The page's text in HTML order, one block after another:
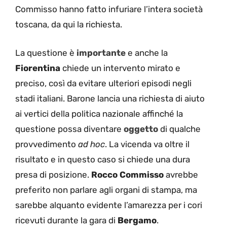
Commisso hanno fatto infuriare l’intera società
toscana, da qui la richiesta.
La questione è importante e anche la
Fiorentina chiede un intervento mirato e
preciso, così da evitare ulteriori episodi negli
stadi italiani. Barone lancia una richiesta di aiuto
ai vertici della politica nazionale affinché la
questione possa diventare oggetto di qualche
provvedimento ad hoc. La vicenda va oltre il
risultato e in questo caso si chiede una dura
presa di posizione. Rocco Commisso avrebbe
preferito non parlare agli organi di stampa, ma
sarebbe alquanto evidente l’amarezza per i cori
ricevuti durante la gara di Bergamo.